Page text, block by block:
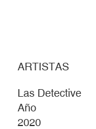
ARTISTAS
Las Detective
Año
2020